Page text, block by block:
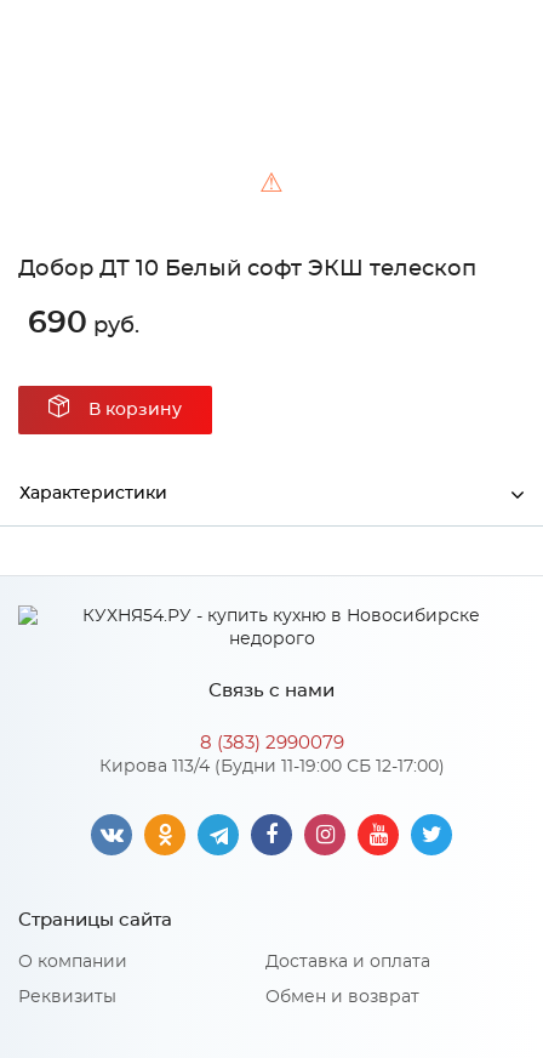
⚠
Добор ДТ 10 Белый софт ЭКШ телескоп
690 руб.
В корзину
Характеристики
Связь с нами
8 (383) 2990079
Кирова 113/4 (Будни 11-19:00 СБ 12-17:00)
Страницы сайта
О компании
Реквизиты
Доставка и оплата
Обмен и возврат